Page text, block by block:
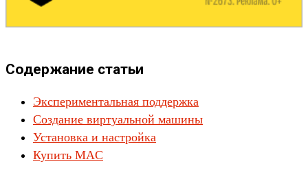
Содержание статьи
Экспериментальная поддержка
Создание виртуальной машины
Установка и настройка
Купить MAC